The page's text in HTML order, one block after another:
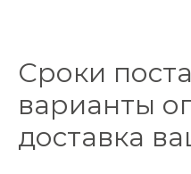
Сроки
варианты
доставка